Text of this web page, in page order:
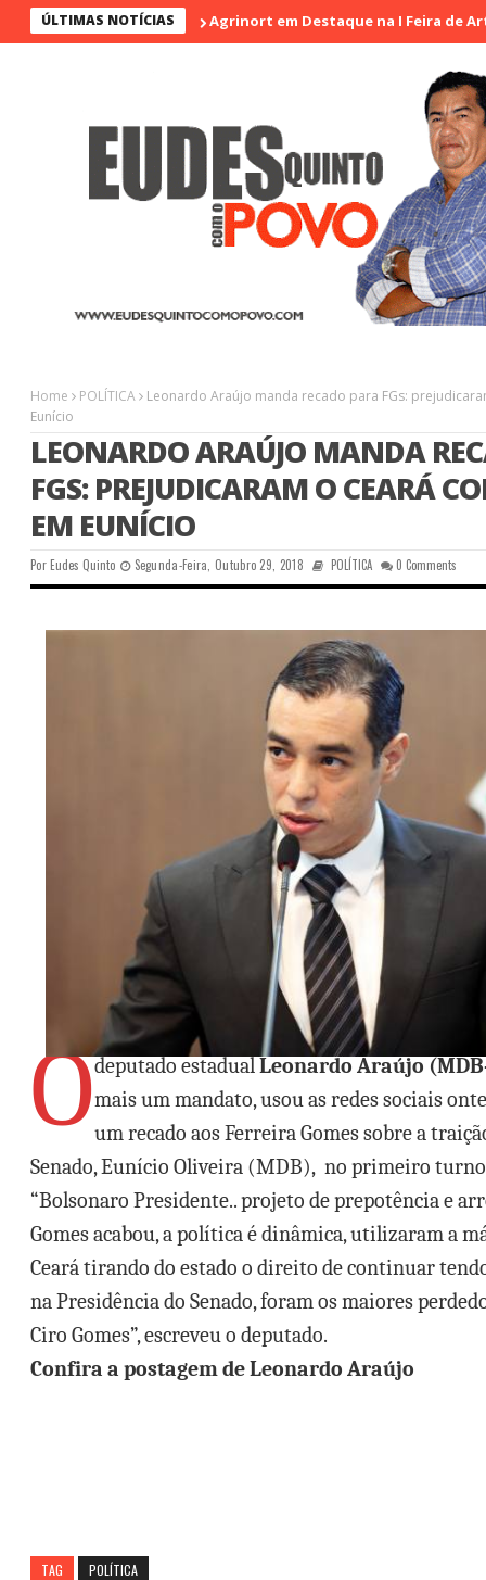
ÚLTIMAS NOTÍCIASAgrinort em Destaque na I Feira de
Home POLÍTICA
Leonardo Araújo manda recado para FGs:
Eunício
LEONARDO ARAÚJO MANDA
FGS: PREJUDICARAM O CEARÁ
EM EUNÍCIO
PorEudes Quinto Segunda-Feira, Outubro 29, 2018 POLÍTICA 0 Comments
Odeputado estadualLeonardo Araújo
mais um mandato, usou as redes sociais
um recado aos Ferreira Gomes sobre a
Senado, Eunício Oliveira (MDB), no primeiro
“Bolsonaro Presidente.. projeto de prepotência e
Gomes acabou, a política é dinâmica, utilizaram a
Ceará tirando do estado o direito de continuar
na Presidência do Senado, foram os maiores
Ciro Gomes”, escreveu o deputado.
Confira a postagem de Leonardo Araújo
TAG POLÍTICA